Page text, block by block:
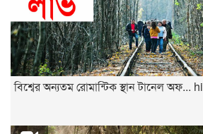
বিশ্বের অন্যতম রোমান্টিক স্থান টানেল অফ... hi